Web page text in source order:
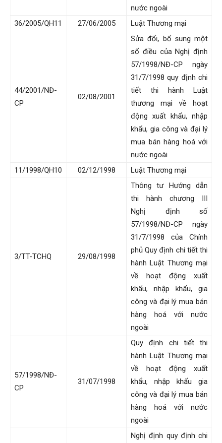
nước ngoài
36/2005/QH11
27/06/2005 Luật Thương mại
44/2001/NĐ-
CP
02/08/2001
Sửa đổi, bổ sung một
số điều của Nghị định
57/1998/NĐ-CP ngày
31/7/1998 quy định chi
tiết thi hành Luật
thương mại về hoạt
động xuất khẩu, nhập
khẩu, gia công và đại lý
mua bán hàng hoá với
nước ngoài
11/1998/QH10
02/12/1998 Luật Thương mại
3/TT-TCHQ 29/08/1998
Thông tư Hướng dẫn
thi hành chương III
Nghị định số
57/1998/NĐ-CP ngày
31/7/1998 của Chính
phủ Quy định chi tiết thi
hành Luật Thương mại
về hoạt động xuất
khẩu, nhập khẩu, gia
công và đại lý mua bán
hàng hoá với nước
ngoài
57/1998/NĐ-
CP
31/07/1998
Quy định chi tiết thi
hành Luật Thương mại
về hoạt động xuất
khẩu, nhập khẩu gia
công và đại lý mua bán
hàng hoá với nước
ngoài
Nghị định quy định chi